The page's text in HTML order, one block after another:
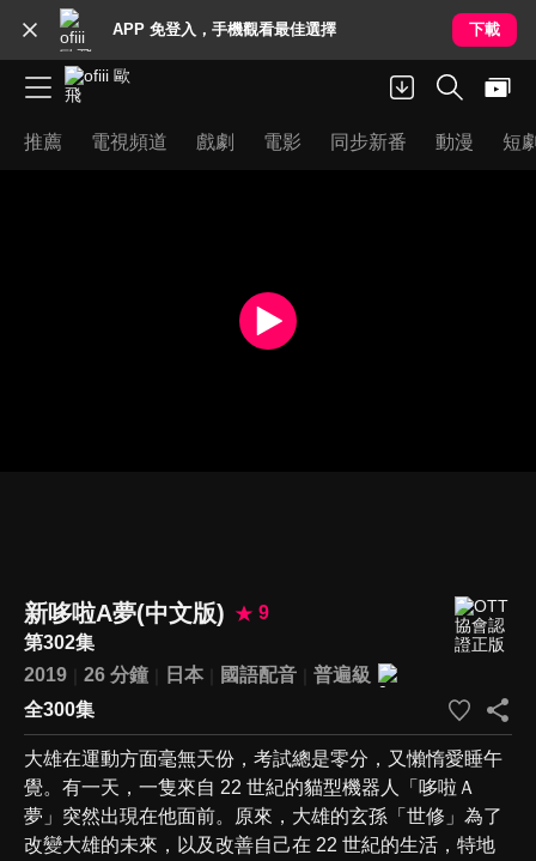
APP 免登入，手機觀看最佳選擇 下載
推薦 電視頻道 戲劇 電影 同步新番 動漫 短
新哆啦A夢(中文版)
9
第302集
2019
26 分鐘 日本 國語配音
普遍級
全300集
大雄在運動方面毫無天份，考試總是零分，又懶惰愛睡午
覺。有一天，一隻來自 22 世紀的貓型機器人「哆啦Ａ
夢」突然出現在他面前。原來，大雄的玄孫「世修」為了
改變大雄的未來，以及改善自己在 22 世紀的生活，特地